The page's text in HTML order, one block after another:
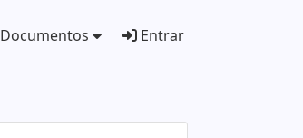
Documentos Entrar